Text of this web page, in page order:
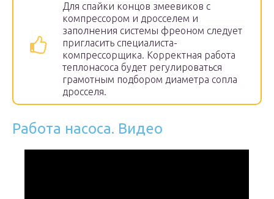
Для спайки концов змеевиков с
компрессором и дросселем и
заполнения системы фреоном следует
пригласить специалиста-
компрессорщика. Корректная работа
теплонасоса будет регулироваться
грамотным подбором диаметра сопла
дросселя.
Работа насоса. Видео